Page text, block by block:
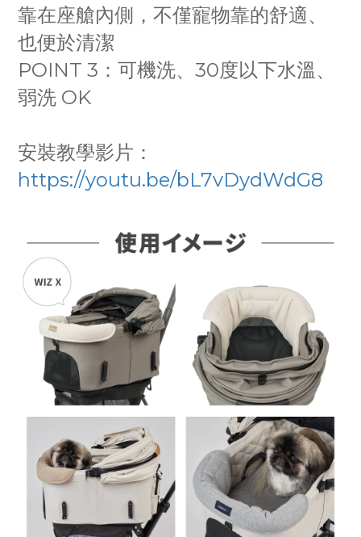
靠在座艙內側，不僅寵物靠的舒適、
也便於清潔
POINT 3：可機洗、30度以下水溫、
弱洗 OK
安裝教學影片：
https://youtu.be/bL7vDydWdG8